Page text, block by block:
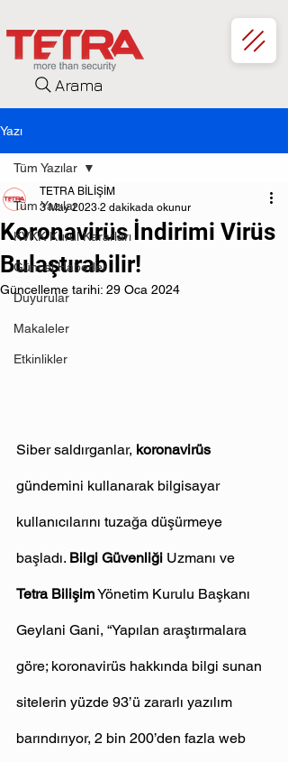
Arama
Yazı
Tüm Yazılar
KVKK Kurul Kararları
Güncel Haberler
Duyurular
Makaleler
Etkinlikler
Tüm Yazılar
Koronavirüs İndirimi Virüs
Bulaştırabilir!
TETRA BİLİŞİM
3 May 2023 2 dakikada okunur
Güncelleme tarihi: 29 Oca 2024
Siber saldırganlar, koronavirüs
gündemini kullanarak bilgisayar
kullanıcılarını tuzağa düşürmeye
başladı. Bilgi Güvenliği Uzmanı ve
Tetra Bilişim Yönetim Kurulu Başkanı
Geylani Gani, “Yapılan araştırmalara
göre; koronavirüs hakkında bilgi sunan
sitelerin yüzde 93’ü zararlı yazılım
barındırıyor, 2 bin 200’den fazla web